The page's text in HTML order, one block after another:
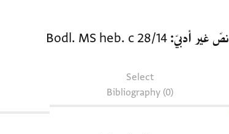
نصّ غير أدبيّ Bodl. MS heb. c 28/14
Select
Bibliography (0)